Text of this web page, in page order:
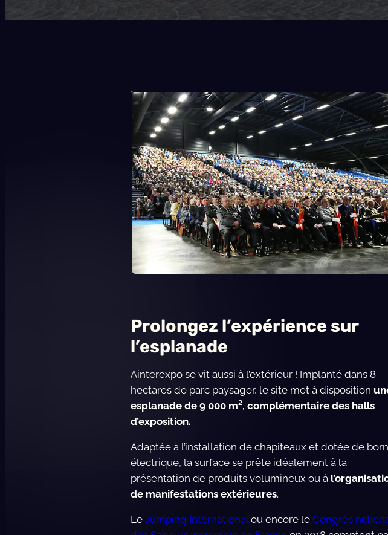
Prolongez l’expérience sur
l’esplanade
Ainterexpo se vit aussi à l’extérieur ! Implanté dans 8
hectares de parc paysager, le site met à disposition
esplanade de 9 000 m², complémentaire des halls
d’exposition.
Adaptée à l’installation de chapiteaux et dotée de
électrique, la surface se prête idéalement à la
présentation de produits volumineux ou à
de manifestations extérieures.
Le Jumping International ou encore le Congrès